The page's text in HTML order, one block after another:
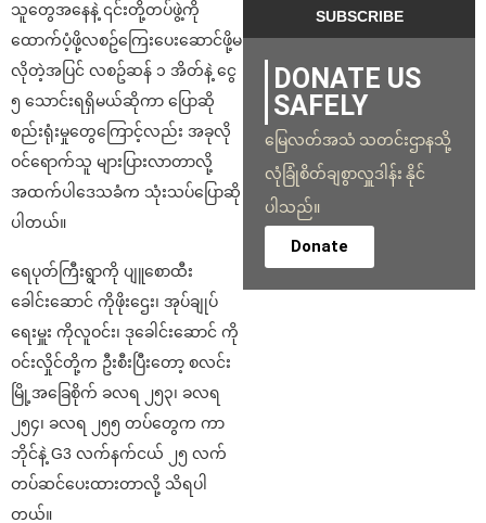
သူတွေအနေနဲ့ ၎င်းတို့တပ်ဖွဲ့ကို
ထောက်ပံ့ဖို့လစဥ်ကြေးပေးဆောင်ဖို့မ
လိုတဲ့အပြင် လစဥ်ဆန် ၁ အိတ်နဲ့ ငွေ
၅ သောင်းရရှိမယ်ဆိုကာ ပြောဆို
စည်းရုံးမှုတွေကြောင့်လည်း အခုလို
ဝင်ရောက်သူ များပြားလာတာလို့
အထက်ပါဒေသခံက သုံးသပ်ပြောဆို
ပါတယ်။
ရေပုတ်ကြီးရွာကို ပျူစောထီး
ခေါင်းဆောင် ကိုဖိုးဌေး၊ အုပ်ချုပ်
ရေးမှူး ကိုလူဝင်း၊ ဒုခေါင်းဆောင် ကို
ဝင်းလှိုင်တို့က ဦးစီးပြီးတော့ စလင်း
မြို့အခြေစိုက် ခလရ ၂၅၃၊ ခလရ
၂၅၄၊ ခလရ ၂၅၅ တပ်တွေက ကာ
ဘိုင်နဲ့ G3 လက်နက်ငယ် ၂၅ လက်
တပ်ဆင်ပေးထားတာလို့ သိရပါ
တယ်။
DONATE US
SAFELY
မြေလတ်အသံ သတင်းဌာနသို့
လုံခြုံစိတ်ချစွာလှူဒါန်း နိုင်
ပါသည်။
Donate